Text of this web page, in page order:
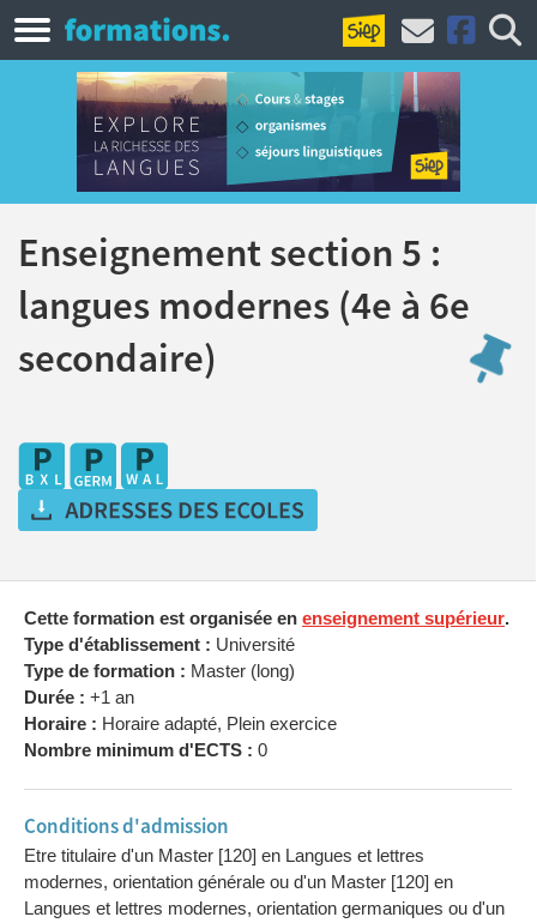
Enseignement section 5 :
langues modernes (4e à 6e
secondaire)
Cette formation est organisée en enseignement supérieur.
Type d'établissement : Université
Type de formation : Master (long)
Durée : +1 an
Horaire : Horaire adapté, Plein exercice
Nombre minimum d'ECTS : 0
Conditions d'admission
Etre titulaire d'un Master [120] en Langues et lettres
modernes, orientation générale ou d'un Master [120] en
Langues et lettres modernes, orientation germaniques ou d'un